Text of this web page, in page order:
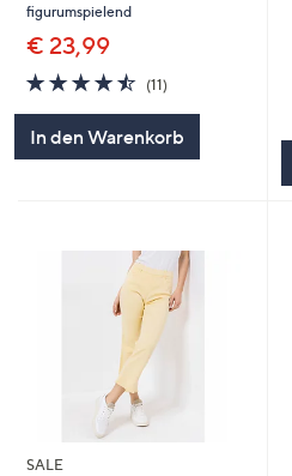
figurumspielend
€ 23,99
4.5
von
5
(11)
In den Warenkorb
SALE